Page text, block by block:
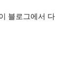
블로그에서 다